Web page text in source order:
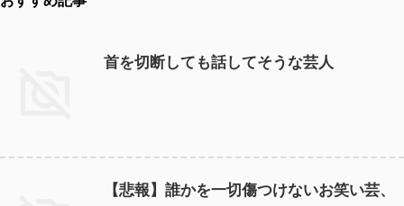
首を切断しても話してそうな芸人
【悲報】誰かを一切傷つけないお笑い芸、